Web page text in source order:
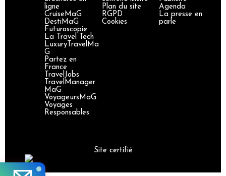
ligne
CruiseMaG
DestiMaG
Futuroscopie
La Travel Tech
LuxuryTravelMa
G
Partez en
France
TravelJobs
TravelManager
MaG
VoyageursMaG
Voyages
Responsables
Plan du site
RGPD
Cookies
Agenda
La presse en
parle
Site certifié